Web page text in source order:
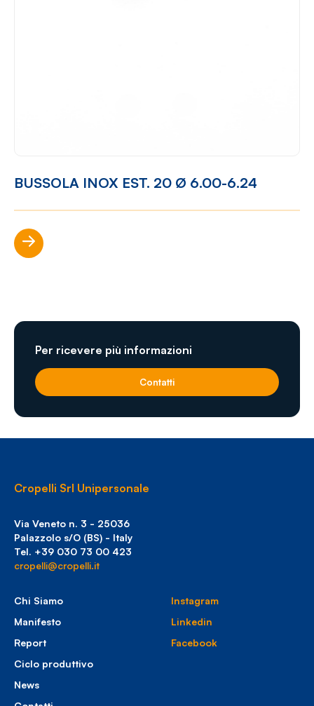
BUSSOLA INOX EST. 20 Ø 6.00-6.24
Scopri di più
Per ricevere più informazioni
Contatti
Cropelli Srl Unipersonale
Via Veneto n. 3 - 25036
Palazzolo s/O (BS) - Italy
Tel. +39 030 73 00 423
cropelli@cropelli.it
Chi Siamo
Manifesto
Report
Ciclo produttivo
News
Instagram
Linkedin
Facebook